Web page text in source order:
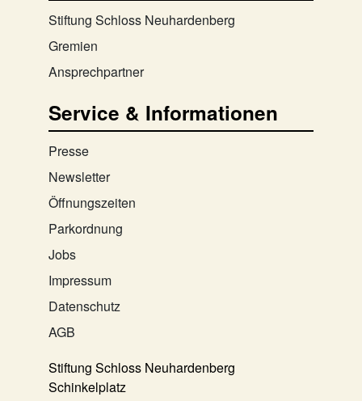
Stiftung Schloss Neuhardenberg
Gremien
Ansprechpartner
Service & Informationen
Presse
Newsletter
Öffnungszeiten
Parkordnung
Jobs
Impressum
Datenschutz
AGB
Stiftung Schloss Neuhardenberg
Schinkelplatz